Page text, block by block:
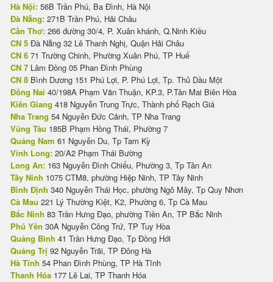
Hà Nội: 56B Trần Phú, Ba Đình, Hà Nội
Đà Nẵng: 271B Trần Phú, Hải Châu
Cần Thơ: 266 đường 30/4, P. Xuân khánh, Q.Ninh Kiều
CN 5 Đà Nẵng 32 Lê Thanh Nghị, Quận Hải Châu
CN 6 71 Trường Chinh, Phường Xuân Phú, TP Huế
CN 7 Lâm Đồng 05 Phan Đình Phùng
CN 8 Bình Dương 151 Phú Lợi, P. Phú Lợi, Tp. Thủ Dầu Một
Đồng Nai 40/198A Phạm Văn Thuận, KP.3, P.Tân Mai Biên Hòa
Kiên Giang 418 Nguyễn Trung Trực, Thành phố Rạch Giá
Nha Trang 54 Nguyễn Đức Cảnh, TP Nha Trang
Vũng Tàu 185B Phạm Hồng Thái, Phường 7
Quảng Nam 61 Nguyễn Du, Tp Tam Kỳ
Vĩnh Long: 20/A2 Phạm Thái Bường
Long An: 163 Nguyễn Đình Chiểu, Phường 3, Tp Tân An
Tây Ninh 1075 CTM8, phường Hiệp Ninh, TP Tây Ninh
Bình Định 340 Nguyễn Thái Học, phường Ngô Mây, Tp Quy Nhơn
Cà Mau 221 Lý Thường Kiệt, K2, Phường 6, Tp Cà Mau
Bắc Ninh 83 Trần Hưng Đạo, phường Tiền An, TP Bắc Ninh
Phú Yên 30A Nguyễn Công Trứ, TP Tuy Hòa
Quảng Bình 41 Trần Hưng Đạo, Tp Đồng Hới
Quảng Trị 92 Nguyễn Trãi, TP Đông Hà
Hà Tĩnh 54 Phan Đình Phùng, TP Hà Tĩnh
Thanh Hóa 177 Lê Lai, TP Thanh Hóa